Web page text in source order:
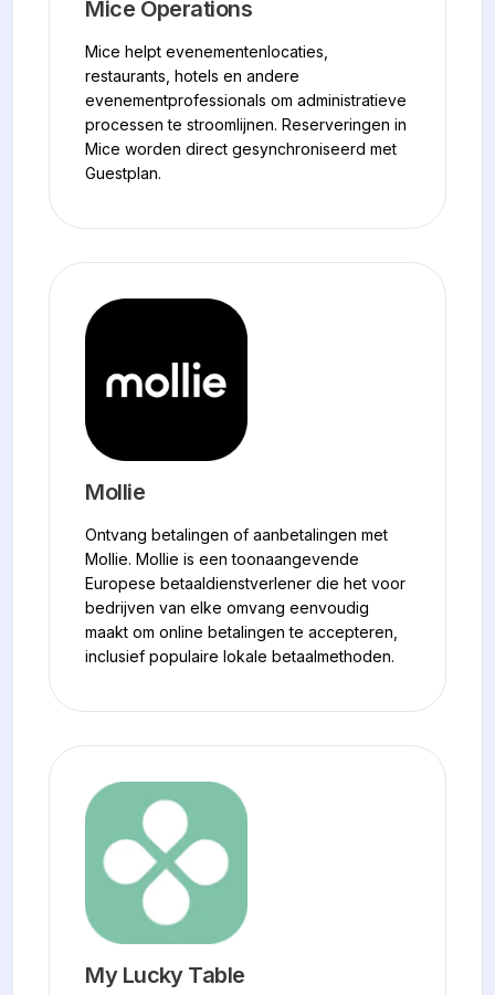
Mice Operations
Mice helpt evenementenlocaties,
restaurants, hotels en andere
evenementprofessionals om administratieve
processen te stroomlijnen. Reserveringen in
Mice worden direct gesynchroniseerd met
Guestplan.
Mollie
Ontvang betalingen of aanbetalingen met
Mollie. Mollie is een toonaangevende
Europese betaaldienstverlener die het voor
bedrijven van elke omvang eenvoudig
maakt om online betalingen te accepteren,
inclusief populaire lokale betaalmethoden.
My Lucky Table